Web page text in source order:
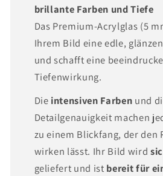
brillante Farben und Tiefe
Das Premium-Acrylglas (5
Ihrem Bild eine edle,
und schafft eine
Tiefenwirkung.
Die intensiven Farben und
Detailgenauigkeit machen
zu einem Blickfang, der den
wirken lässt. Ihr Bild wird
geliefert und istbereit für